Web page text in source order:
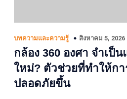
บทความและความรู้ สิงหาคม 5, 2026
กล้อง 360 องศา จำเป็
ใหม่? ตัวช่วยที่ทำให้กา
ปลอดภัยขึ้น